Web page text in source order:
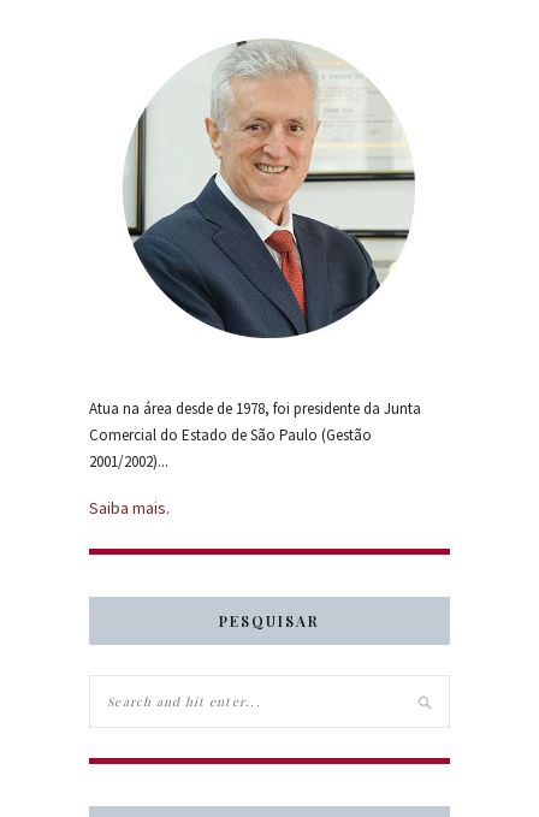
Atua na área desde de 1978, foi presidente da Junta
Comercial do Estado de São Paulo (Gestão
2001/2002)...
Saiba mais.
PESQUISAR